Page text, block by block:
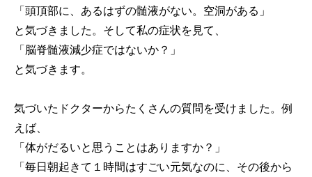
「頭頂部に、あるはずの髄液がない。空洞がある」
と気づきました。そして私の症状を見て、
「脳脊髄液減少症ではないか？」
と気づきます。
気づいたドクターからたくさんの質問を受けました。例
えば、
「体がだるいと思うことはありますか？」
「毎日朝起きて１時間はすごい元気なのに、その後から